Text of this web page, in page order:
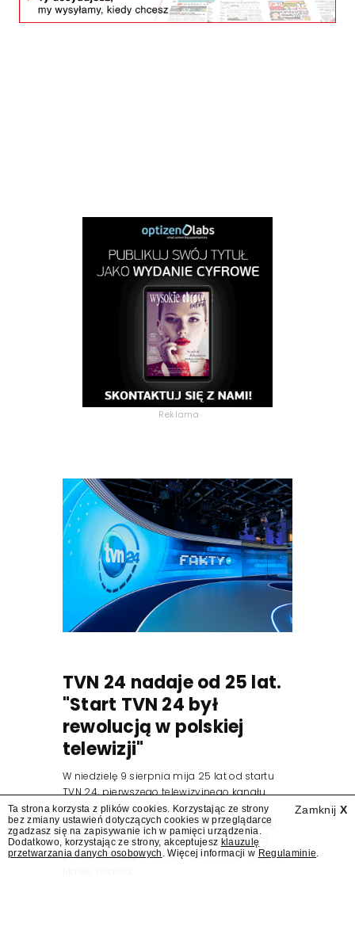
Reklama
TVN 24 nadaje od 25 lat.
"Start TVN 24 był
rewolucją w polskiej
telewizji"
W niedzielę 9 sierpnia mija 25 lat od startu
TVN 24, pierwszego telewizyjnego kanału
informacyjnego w Polsce. Na ten dzień
zaplanowano finał urodzinowej trasy stacji
"Jesteśmy stąd". 25 lat TVN 24 dla Press.pl
podsumowują Jarosław Kuźniar, Tomasz Lis i
Zamknij X
Ta strona korzysta z plików cookies. Korzystając ze strony
bez zmiany ustawień dotyczących cookies w przeglądarce
zgadzasz się na zapisywanie ich w pamięci urządzenia.
Dodatkowo, korzystając ze strony, akceptujesz klauzulę
przetwarzania danych osobowych . Więcej informacji w Regulaminie.